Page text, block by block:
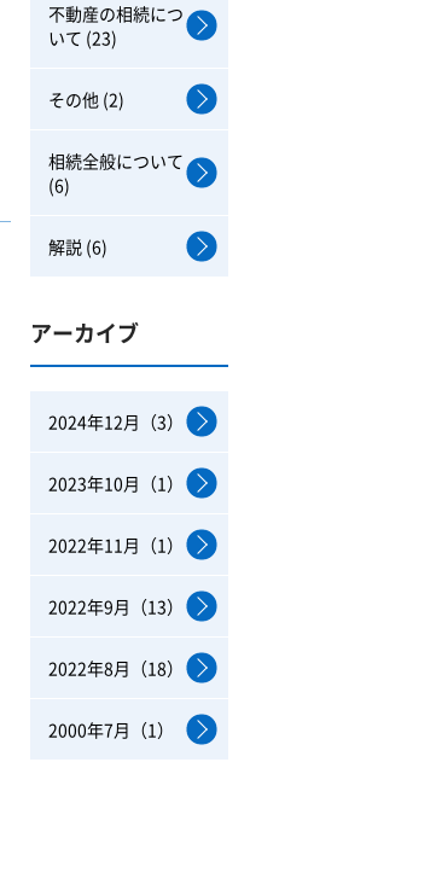
不動産の相続につ
いて (23)
その他 (2)
相続全般について
(6)
解説 (6)
アーカイブ
2024年12月（3）
2023年10月（1）
2022年11月（1）
2022年9月（13）
2022年8月（18）
2000年7月（1）